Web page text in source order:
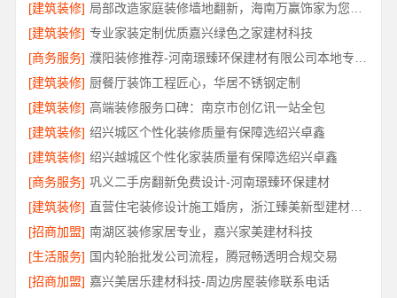
[建筑装修]
[建筑装修] 专业家装定制优质嘉兴绿色之家建材科技
[商务服务]
[建筑装修] 厨餐厅装饰工程匠心，华居不锈钢定制
[建筑装修] 高端装修服务口碑：南京市创亿讯一站全包
[建筑装修] 绍兴城区个性化装修质量有保障选绍兴卓鑫
[建筑装修] 绍兴越城区个性化家装质量有保障选绍兴卓鑫
[商务服务] 巩义二手房翻新免费设计-河南璟臻环保建材
[建筑装修]
直营住宅装修设计施工婚房，浙江臻美新型建材有限公司打造爱巢
[招商加盟] 南湖区装修家居专业，嘉兴家美建材科技
[生活服务] 国内轮胎批发公司流程，腾冠畅透明合规交易
[招商加盟] 嘉兴美居乐建材科技-周边房屋装修联系电话